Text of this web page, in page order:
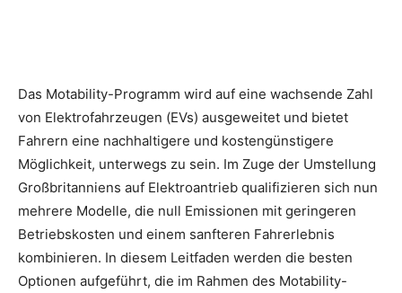
Das Motability-Programm wird auf eine wachsende Zahl
von Elektrofahrzeugen (EVs) ausgeweitet und bietet
Fahrern eine nachhaltigere und kostengünstigere
Möglichkeit, unterwegs zu sein. Im Zuge der Umstellung
Großbritanniens auf Elektroantrieb qualifizieren sich nun
mehrere Modelle, die null Emissionen mit geringeren
Betriebskosten und einem sanfteren Fahrerlebnis
kombinieren. In diesem Leitfaden werden die besten
Optionen aufgeführt, die im Rahmen des Motability-